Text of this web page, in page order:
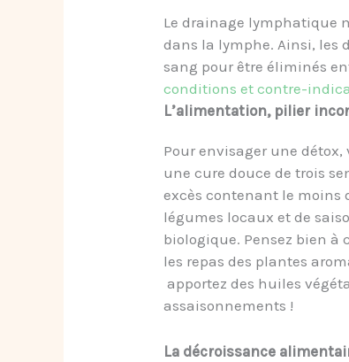
Le drainage lymphatique
dans la lymphe. Ainsi, les
sang pour être éliminés
conditions et contre-
L’alimentation, pilier
Pour envisager une
une cure douce de trois
excès contenant le moins
légumes locaux et de
biologique. Pensez bien
les repas des plantes
apportez des huiles
assaisonnements !
La décroissance